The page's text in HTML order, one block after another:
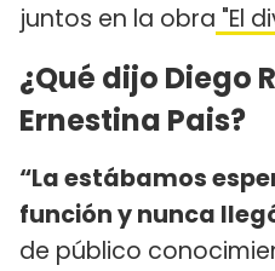
juntos en la obra "El
¿Qué dijo Diego
Ernestina Pais?
“La estábamos
función y nunca
de público